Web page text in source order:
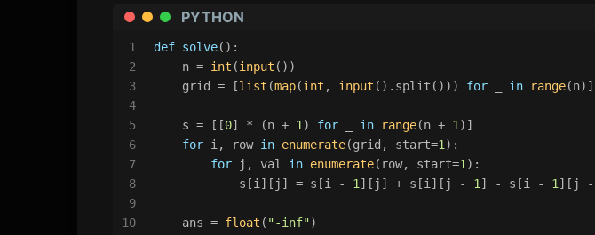
PYTHON
1
2
3
4
5
6
7
8
9
10
def solve():
    n =
int (input ())
    grid = [
list (map(int , input ().split())) for in range(n)]
    s = [[
0] * (n + 1) for in range(n + 1)]
for i, row in enumerate(grid, start=1):
for j, val in enumerate(row, start=1):
            s[i][j] = s[i -
1][j] + s[i][j - 1] - s[i - 1][j -
    ans =
float ( "-inf")